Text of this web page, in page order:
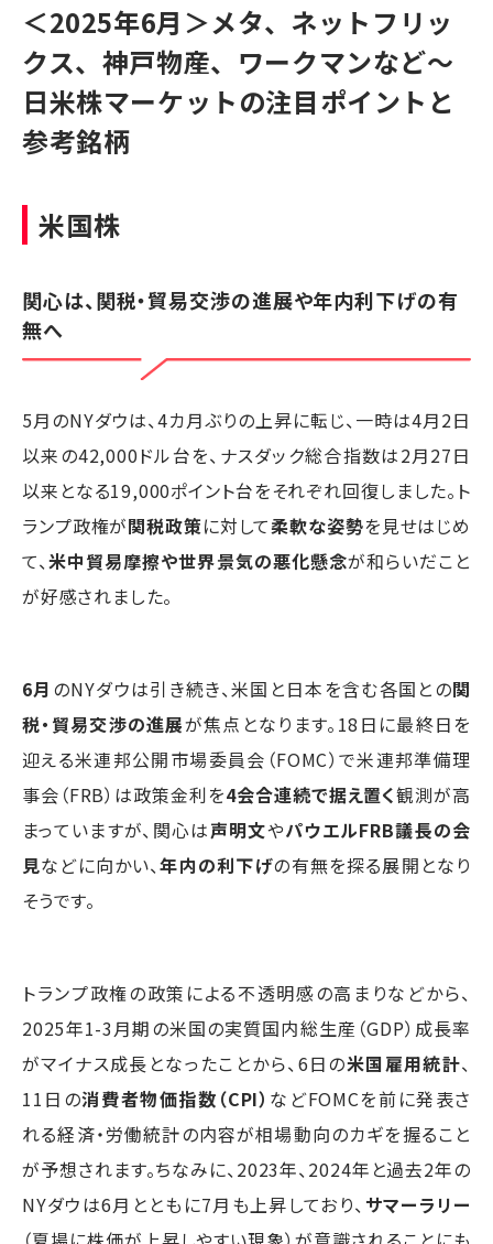
＜2025年6月＞メタ、ネットフリッ
クス、神戸物産、ワークマンなど～
日米株マーケットの注目ポイントと
参考銘柄
米国株
関心は、関税・貿易交渉の進展や年内利下げの有
無へ
5月のNYダウは、4カ月ぶりの上昇に転じ、一時は4月2日
以来の42,000ドル台を、ナスダック総合指数は2月27日
以来となる19,000ポイント台をそれぞれ回復しました。ト
ランプ政権が関税政策に対して柔軟な姿勢を見せはじめ
て、米中貿易摩擦や世界景気の悪化懸念が和らいだこと
が好感されました。
6月 のNYダウは引き続き、米国と日本を含む各国との関
税・貿易交渉の進展が焦点となります。18日に最終日を
迎える米連邦公開市場委員会（FOMC）で米連邦準備理
事会（FRB）は政策金利を4会合連続で据え置く観測が高
まっていますが、関心は声明文やパウエルFRB議長の会
見などに向かい、年内の利下げの有無を探る展開となり
そうです。
トランプ政権の政策による不透明感の高まりなどから、
2025年1-3月期の米国の実質国内総生産（GDP）成長率
がマイナス成長となったことから、6日の米国雇用統計、
11日の消費者物価指数（CPI） などFOMCを前に発表さ
れる経済・労働統計の内容が相場動向のカギを握ること
が予想されます。ちなみに、2023年、2024年と過去2年の
NYダウは6月とともに7月も上昇しており、 サマーラリー